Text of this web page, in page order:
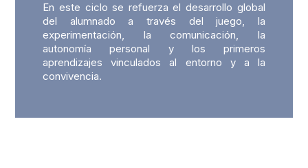
En este ciclo se refuerza el desarrollo global
del alumnado a través del juego, la
experimentación, la comunicación, la
autonomía personal y los primeros
aprendizajes vinculados al entorno y a la
convivencia.